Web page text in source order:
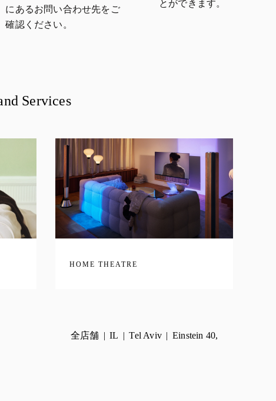
にあるお問い合わせ先をご
確認ください。
とができます。
Services
HOME THEATRE
全店舗 IL Tel Aviv Einstein 40,